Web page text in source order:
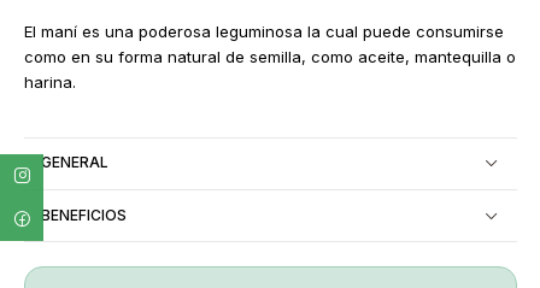
El maní es una poderosa leguminosa la cual puede consumirse
como en su forma natural de semilla, como aceite, mantequilla o
harina.
GENERAL
BENEFICIOS